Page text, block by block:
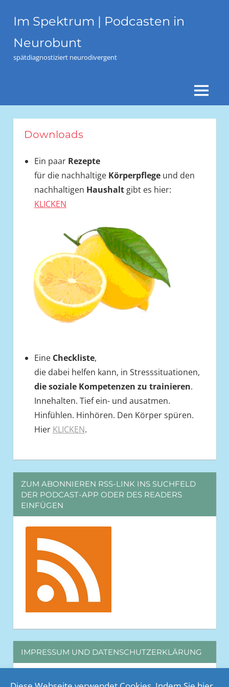
Inhalt
springen
Im Spektrum | Podcasten in
Neurobunt
spätdiagnostiziert neurodivergent
MENÜ
Downloads
Ein paar Rezepte
für die nachhaltige Körperpflegeund den
nachhaltigen Haushaltgibt es hier:
KLICKEN
Eine Checkliste,
die dabei helfen kann, in Stresssituationen,
die soziale Kompetenzen zu trainieren.
Innehalten. Tief ein- und ausatmen.
Hinfühlen. Hinhören. Den Körper spüren.
Hier KLICKEN.
ZUM ABONNIEREN RSS-LINK INS SUCHFELD
DER PODCAST-APP ODER DES READERS
EINFÜGEN
IMPRESSUM UND DATENSCHUTZERKLÄRUNG
Weiterlesen